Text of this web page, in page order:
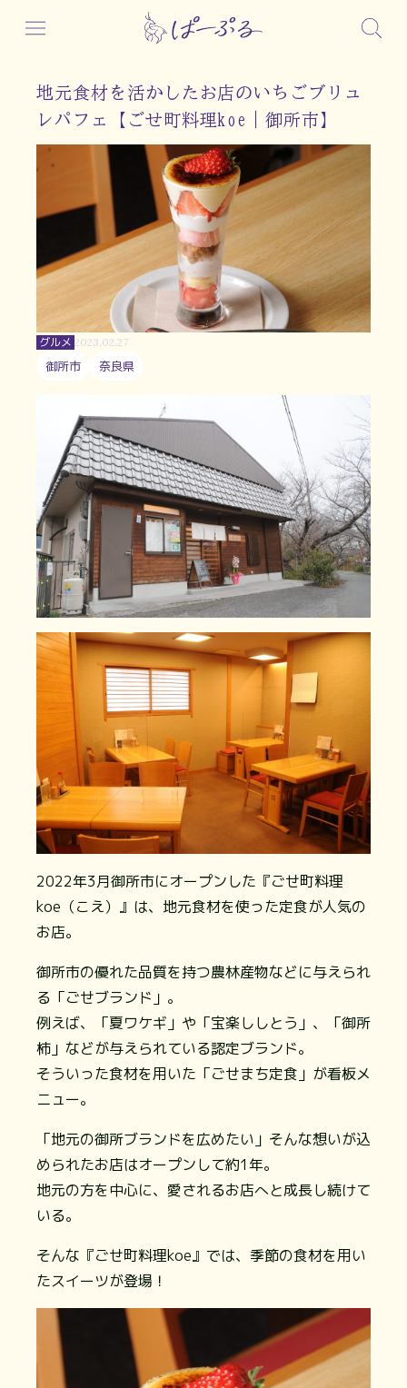
地元食材を活かしたお店のいちごブリュ
レパフェ【ごせ町料理koe｜御所市】
グルメ 2023.02.27
御所市 奈良県
2022年3月御所市にオープンした『ごせ町料理
koe（こえ）』は、地元食材を使った定食が人気の
お店。
御所市の優れた品質を持つ農林産物などに与えられ
る「ごせブランド」。
例えば、「夏ワケギ」や「宝楽ししとう」、「御所
柿」などが与えられている認定ブランド。
そういった食材を用いた「ごせまち定食」が看板メ
ニュー。
「地元の御所ブランドを広めたい」そんな想いが込
められたお店はオープンして約1年。
地元の方を中心に、愛されるお店へと成長し続けて
いる。
そんな『ごせ町料理koe』では、季節の食材を用い
たスイーツが登場！